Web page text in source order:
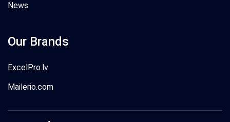
News
Our Brands
ExcelPro.lv
Mailerio.com